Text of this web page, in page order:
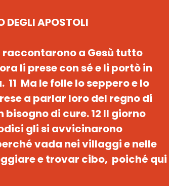
APOSTOLI
a Gesù tutto
li prese con sé e li portò in
Ma le folle lo seppero e lo
a parlar loro del regno di
di cure. 12 Il giorno
gli si avvicinarono
vada nei villaggi e nelle
e trovar cibo, poiché qui